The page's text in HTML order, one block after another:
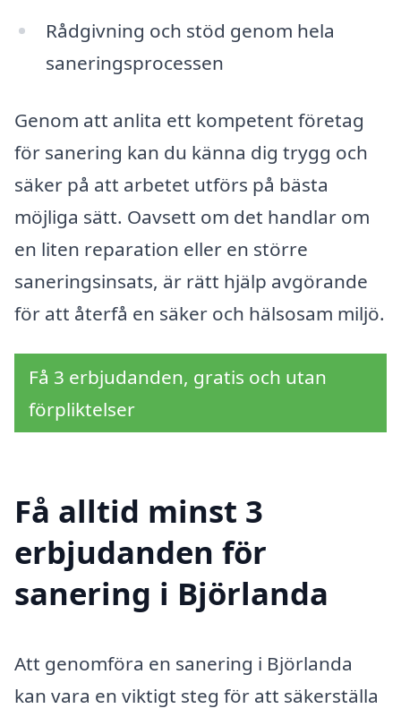
Rådgivning och stöd genom hela
saneringsprocessen
Genom att anlita ett kompetent företag
för sanering kan du känna dig trygg och
säker på att arbetet utförs på bästa
möjliga sätt. Oavsett om det handlar om
en liten reparation eller en större
saneringsinsats, är rätt hjälp avgörande
för att återfå en säker och hälsosam miljö.
Få 3 erbjudanden, gratis och utan
förpliktelser
Få alltid minst 3
erbjudanden för
sanering i Björlanda
Att genomföra en sanering i Björlanda
kan vara en viktigt steg för att säkerställa